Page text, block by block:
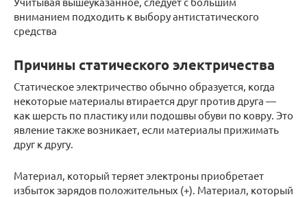
вниманием подходить к выбору антистатического
средства
Причины статического электричества
Статическое электричество обычно образуется, когда
некоторые материалы втирается друг против друга —
как шерсть по пластику или подошвы обуви по ковру. Это
явление также возникает, если материалы прижимать
друг к другу.
Материал, который теряет электроны приобретает
избыток зарядов положительных (+). Материал, который